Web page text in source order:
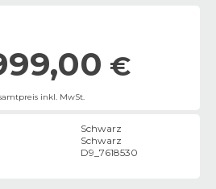
€
inkl. MwSt.
Schwarz
Schwarz
D9_7618530